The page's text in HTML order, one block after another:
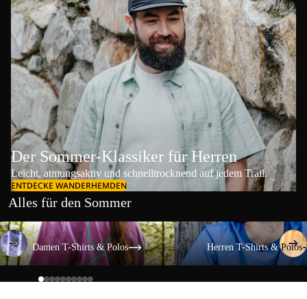
Der Sommer-Klassiker für Herren
Leicht, atmungsaktiv und schnelltrocknend auf jedem Trail.
ENTDECKE WANDERHEMDEN
Alles für den Sommer
Damen T-Shirts & Polos
Damen T-Shirts & Polos
Herren T-Shirts & Polos
Herren T-Shirts & Polos